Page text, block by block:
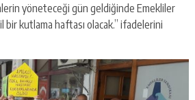
yöneteceği gün geldiğinde Emekliler
bir kutlama haftası olacak.” ifadelerini